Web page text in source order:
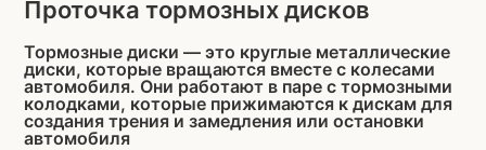
Проточка тормозных дисков
Тормозные диски — это круглые металлические
диски, которые вращаются вместе с колесами
автомобиля. Они работают в паре с тормозными
колодками, которые прижимаются к дискам для
создания трения и замедления или остановки
автомобиля
WhatsApp VK Mail